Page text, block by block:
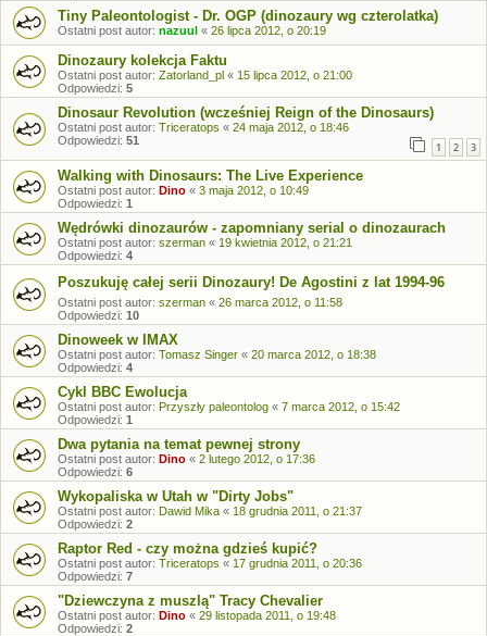
Tiny Paleontologist - Dr. OGP (dinozaury wg czterolatka)
Ostatni post autor: nazuul « 26 lipca 2012, o 20:19
Dinozaury kolekcja Faktu
Ostatni post autor: Zatorland_pl « 15 lipca 2012, o 21:00
Odpowiedzi: 5
Dinosaur Revolution (wcześniej Reign of the Dinosaurs)
Ostatni post autor: Triceratops « 24 maja 2012, o 18:46
Odpowiedzi: 51 1 2 3
Walking with Dinosaurs: The Live Experience
Ostatni post autor: Dino « 3 maja 2012, o 10:49
Odpowiedzi: 1
Wędrówki dinozaurów - zapomniany serial o dinozaurach
Ostatni post autor: szerman « 19 kwietnia 2012, o 21:21
Odpowiedzi: 4
Poszukuję całej serii Dinozaury! De Agostini z lat 1994-96
Ostatni post autor: szerman « 26 marca 2012, o 11:58
Odpowiedzi: 10
Dinoweek w IMAX
Ostatni post autor: Tomasz Singer « 20 marca 2012, o 18:38
Odpowiedzi: 4
Cykl BBC Ewolucja
Ostatni post autor: Przyszły paleontolog « 7 marca 2012, o 15:42
Odpowiedzi: 1
Dwa pytania na temat pewnej strony
Ostatni post autor: Dino « 2 lutego 2012, o 17:36
Odpowiedzi: 6
Wykopaliska w Utah w "Dirty Jobs"
Ostatni post autor: Dawid Mika « 18 grudnia 2011, o 21:37
Odpowiedzi: 2
Raptor Red - czy można gdzieś kupić?
Ostatni post autor: Triceratops « 17 grudnia 2011, o 20:36
Odpowiedzi: 7
"Dziewczyna z muszlą" Tracy Chevalier
Ostatni post autor: Dino « 29 listopada 2011, o 19:48
Odpowiedzi: 2